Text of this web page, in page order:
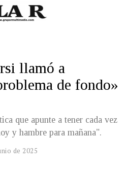
llamó a
de fondo»
que apunte a tener cada vez
y hambre para mañana".
de 2025